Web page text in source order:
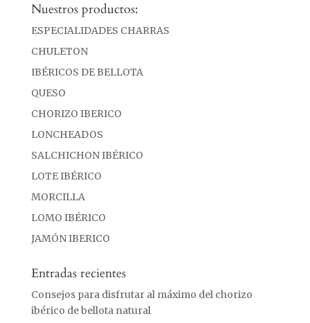
Nuestros productos:
ESPECIALIDADES CHARRAS
CHULETON
IBÉRICOS DE BELLOTA
QUESO
CHORIZO IBERICO
LONCHEADOS
SALCHICHON IBÉRICO
LOTE IBÉRICO
MORCILLA
LOMO IBÉRICO
JAMÓN IBERICO
Entradas recientes
Consejos para disfrutar al máximo del chorizo
ibérico de bellota natural